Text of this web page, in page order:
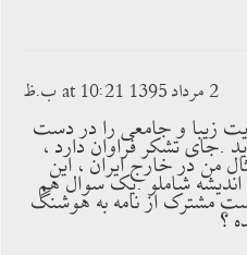
2 مرداد 1395 at 10:21 ب.ظ
زیبا و جامعی را در دست
.جای تشکر فراوان دارد ،
من در خارج ایران ، این
شاملو .یک سوال هم
مشترک از نامه به هوشنگ
؟